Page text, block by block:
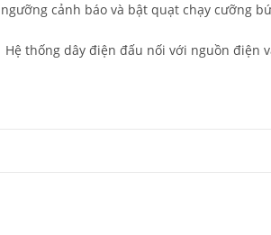
cảnh báo và bật quạt chạy cưỡng
thống dây điện đấu nối với nguồn điện